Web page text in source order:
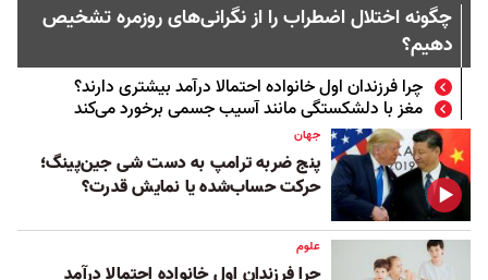
چگونه اختلال اضطراب را از نگرانی‌های روزمره تشخیص
دهیم؟
چرا فرزندان اول خانواده احتمالا درآمد بیشتری دارند؟
مغز با دلشکستگی مانند آسیب جسمی برخورد می‌کند
جهان
پنج ضربه ترامپ به دست شی جین‌پینگ؛
حرکت حساب‌شده یا نمایش قدرت؟
علوم